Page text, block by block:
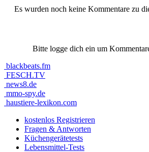
Es wurden noch keine Kommentare zu
Bitte logge dich ein um
blackbeats.fm
FESCH.TV
news8.de
mmo-spy.de
haustiere-lexikon.com
kostenlos Registrieren
Fragen & Antworten
Küchengerätetests
Lebensmittel-Tests